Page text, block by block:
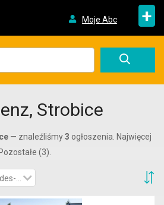
Moje Abc +
Strobice
— znaleźliśmy3 ogłoszenia. Najwięcej
(3).
Benz